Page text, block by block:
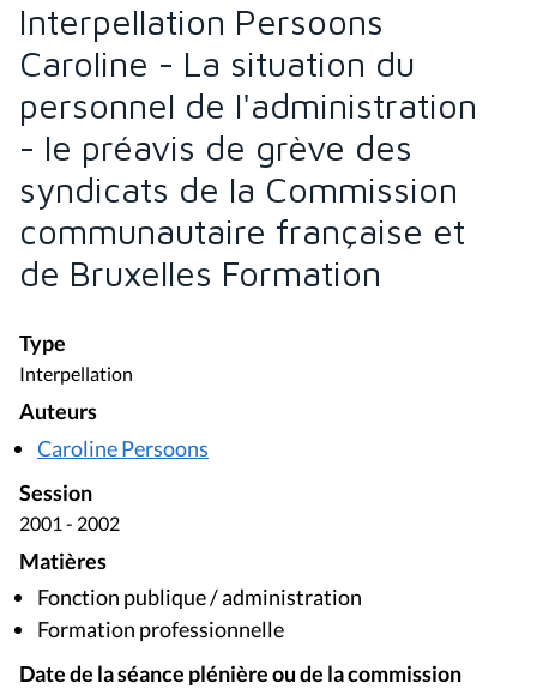
Interpellation Persoons
Caroline - La situation du
personnel de l'administration
- le préavis de grève des
syndicats de la Commission
communautaire française et
de Bruxelles Formation
Type
Interpellation
Auteurs
Caroline Persoons
Session
2001 - 2002
Matières
Fonction publique / administration
Formation professionnelle
Date de la séance plénière ou de la commission